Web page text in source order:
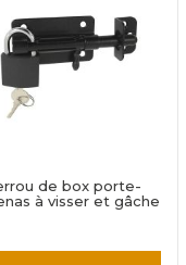
de box porte-
à visser et gâche